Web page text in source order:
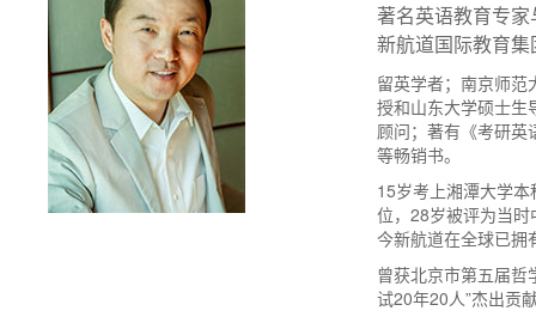
著名英语教育专
新航道国际教育
留英学者；南京师范
授和山东大学硕士生
顾问；著有《考研
等畅销书。
15岁考上湘潭大学
位，28岁被评为当
今新航道在全球已
曾获北京市第五届哲
试20年20人”杰出贡